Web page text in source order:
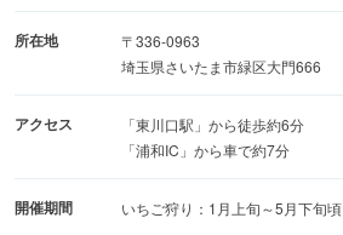
所在地
〒336-0963
埼玉県さいたま市緑区大門666
アクセス
「東川口駅」から徒歩約6分
「浦和IC」から車で約7分
開催期間 いちご狩り：1月上旬～5月下旬頃